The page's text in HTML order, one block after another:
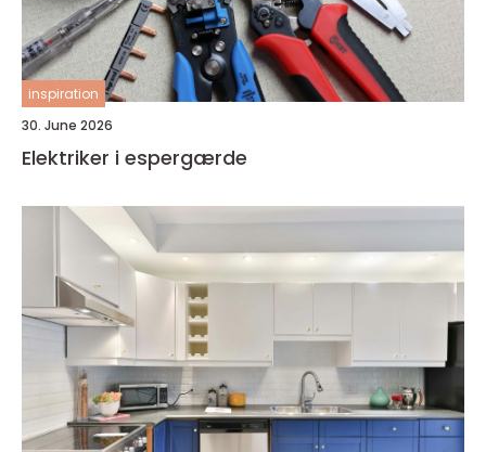
inspiration
30. June 2026
Elektriker i espergærde